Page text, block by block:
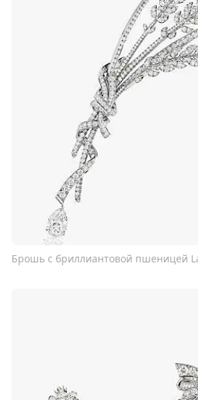
Брошь с бриллиантовой пшеницей